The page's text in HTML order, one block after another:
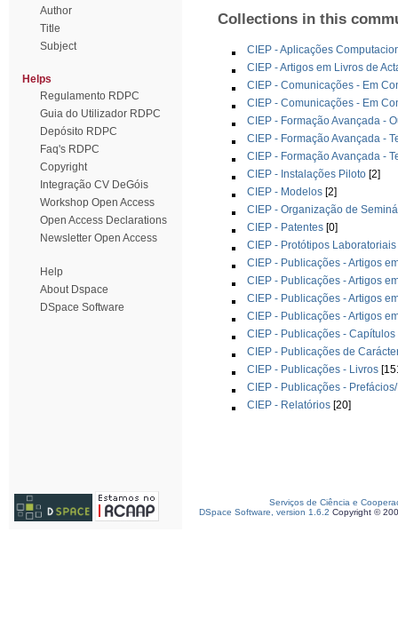
Author
Title
Subject
Helps
Regulamento RDPC
Guia do Utilizador RDPC
Depósito RDPC
Faq's RDPC
Copyright
Integração CV DeGóis
Workshop Open Access
Open Access Declarations
Newsletter Open Access
Help
About Dspace
DSpace Software
Collections in this
CIEP - Aplicações
CIEP - Artigos em Livros de
CIEP - Comunicações - Em
CIEP - Comunicações - Em
CIEP - Formação Avançada -
CIEP - Formação Avançada -
CIEP - Formação Avançada -
CIEP - Instalações Piloto [2]
CIEP - Modelos [2]
CIEP - Organização de
CIEP - Patentes [0]
CIEP - Protótipos Laboratoriais
CIEP - Publicações - Artigos
CIEP - Publicações - Artigos
CIEP - Publicações - Artigos
CIEP - Publicações - Artigos
CIEP - Publicações -
CIEP - Publicações de
CIEP - Publicações - Livros
CIEP - Publicações -
CIEP - Relatórios [20]
Serviços de Ciência e
DSpace Software, version 1.6.2 Copyright ©